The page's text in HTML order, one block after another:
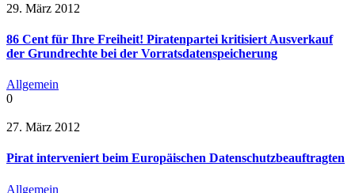
29. März 2012
86 Cent für Ihre Freiheit! Piratenpartei kritisiert Ausverkauf
der Grundrechte bei der Vorratsdatenspeicherung
Allgemein
0
27. März 2012
Pirat interveniert beim Europäischen Datenschutzbeauftragten
Allgemein